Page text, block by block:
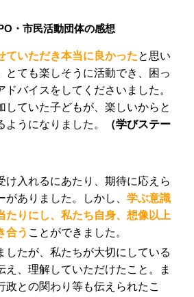
・市民活動団体の感想
ていただき本当に良かったと思い
とても楽しそうに活動でき、困っ
ドバイスをしてくださいました。
していた子どもが、楽しいからと
うになりました。
（学びステー
け入れるにあたり、期待に応えら
ありました。しかし、 学ぶ意識
たりにし、私たち自身、想像以上
合う ことができました。
したが、私たちが大切にしている
え、理解していただけたこと。ま
政との関わり等も伝えられたこ